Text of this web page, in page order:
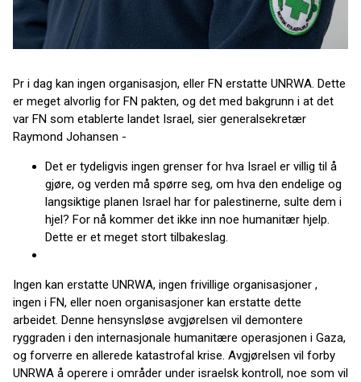
Pr i dag kan ingen organisasjon, eller FN erstatte UNRWA. Dette
er meget alvorlig for FN pakten, og det med bakgrunn i at det
var FN som etablerte landet Israel, sier generalsekretær
Raymond Johansen -
Det er tydeligvis ingen grenser for hva Israel er villig til å
gjøre, og verden må spørre seg, om hva den endelige og
langsiktige planen Israel har for palestinerne, sulte dem i
hjel? For nå kommer det ikke inn noe humanitær hjelp.
Dette er et meget stort tilbakeslag.
Ingen kan erstatte UNRWA, ingen frivillige organisasjoner ,
ingen i FN, eller noen organisasjoner kan erstatte dette
arbeidet. Denne hensynsløse avgjørelsen vil demontere
ryggraden i den internasjonale humanitære operasjonen i Gaza,
og forverre en allerede katastrofal krise. Avgjørelsen vil forby
UNRWA å operere i områder under israelsk kontroll, noe som vil